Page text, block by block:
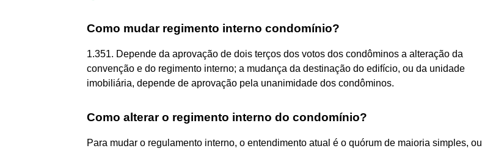
Como mudar regimento interno condomínio?
1.351. Depende da aprovação de dois terços dos votos dos condôminos a alteração da
convenção e do regimento interno; a mudança da destinação do edifício, ou da unidade
imobiliária, depende de aprovação pela unanimidade dos condôminos.
Como alterar o regimento interno do condomínio?
Para mudar o regulamento interno, o entendimento atual é o quórum de maioria simples, ou